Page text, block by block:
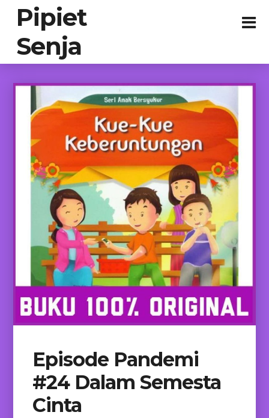
Pipiet
Senja
Episode Pandemi
#24 Dalam Semesta
Cinta